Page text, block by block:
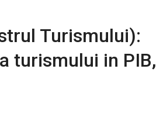
Turismului):
turismului in PIB,